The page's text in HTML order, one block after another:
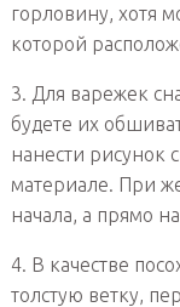
горловину, хотя
которой
3. Для варежек
будете их
нанести
материале. При
начала, а прямо
4. В качестве
толстую ветку,